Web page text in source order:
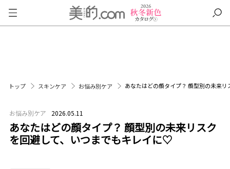
トップ スキンケア お悩み別ケア あなたはどの顔タイプ？ 顔型別の未来
お悩み別ケア 2026.05.11
あなたはどの顔タイプ？ 顔型別の未来リスク
を回避して、いつまでもキレイに♡